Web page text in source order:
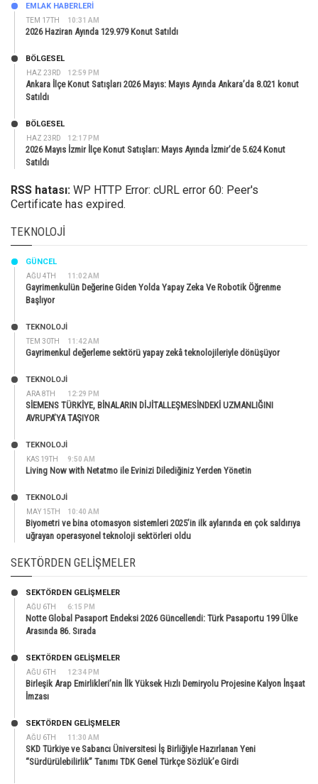
TEM 17TH 10:31 AM
EMLAK HABERLERI
2026 Haziran Ayında 129.979 Konut Satıldı
HAZ 23RD 12:59 PM
BÖLGESEL
Ankara İlçe Konut Satışları 2026 Mayıs: Mayıs Ayında Ankara’da 8.021 konut
Satıldı
HAZ 23RD 12:17 PM
BÖLGESEL
2026 Mayıs İzmir İlçe Konut Satışları: Mayıs Ayında İzmir’de 5.624 Konut
Satıldı
RSS hatası: WP HTTP Error: cURL error 60: Peer's
Certificate has expired.
TEKNOLOJI
AĞU 4TH 11:02 AM
GÜNCEL
Gayrimenkulün Değerine Giden Yolda Yapay Zeka Ve Robotik Öğrenme
Başlıyor
TEM 30TH 11:42 AM
TEKNOLOJİ
Gayrimenkul değerleme sektörü yapay zekâ teknolojileriyle dönüşüyor
ARA 8TH 12:29 PM
TEKNOLOJİ
SİEMENS TÜRKİYE, BİNALARIN DİJİTALLEŞMESİNDEKİ UZMANLIĞINI
AVRUPA’YA TAŞIYOR
KAS 19TH 9:50 AM
TEKNOLOJİ
Living Now with Netatmo ile Evinizi Dilediğiniz Yerden Yönetin
MAY 15TH 10:40 AM
TEKNOLOJİ
Biyometri ve bina otomasyon sistemleri 2025’in ilk aylarında en çok saldırıya
uğrayan operasyonel teknoloji sektörleri oldu
SEKTÖRDEN GELIŞMELER
AĞU 6TH 6:15 PM
SEKTÖRDEN GELIŞMELER
Notte Global Pasaport Endeksi 2026 Güncellendi: Türk Pasaportu 199 Ülke
Arasında 86. Sırada
AĞU 6TH 12:34 PM
SEKTÖRDEN GELIŞMELER
Birleşik Arap Emirlikleri’nin İlk Yüksek Hızlı Demiryolu Projesine Kalyon İnşaat
İmzası
AĞU 6TH 11:30 AM
SEKTÖRDEN GELIŞMELER
SKD Türkiye ve Sabancı Üniversitesi İş Birliğiyle Hazırlanan Yeni
“Sürdürülebilirlik” Tanımı TDK Genel Türkçe Sözlük’e Girdi